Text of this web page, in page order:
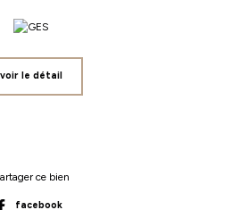
voir le détail
ce bien
facebook